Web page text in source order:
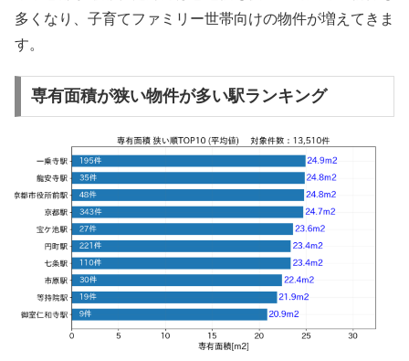
多くなり、子育てファミリー世帯向けの物件が増えてきま
す。
専有面積が狭い物件が多い駅ランキング